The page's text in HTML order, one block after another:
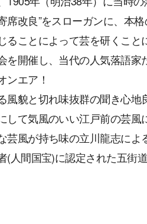
席改良”をスローガンに、本
ることによって芸を研くこ
を開催し、当代の人気落語
ンエア！
風貌と切れ味抜群の聞き心
して気風のいい江戸前の芸
芸風が持ち味の立川龍志に
(人間国宝)に認定された五街